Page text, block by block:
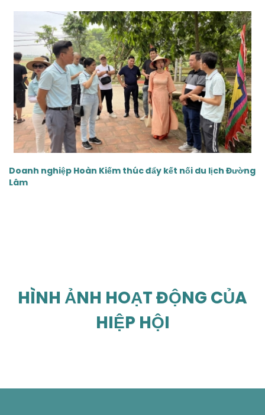
Doanh nghiệp Hoàn Kiếm thúc đẩy kết nối du lịch Đường
Lâm
‹ ›
HÌNH ẢNH HOẠT ĐỘNG CỦA
HIỆP HỘI